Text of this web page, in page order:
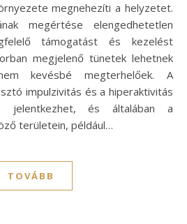
megnehezíti a helyzetet.
megértése elengedhetetlen
támogatást és kezelést
megjelenő tünetek lehetnek
kevésbé megterhelőek. A
impulzivitás és a hiperaktivitás
jelentkezhet, és általában a
területein, például…
TOVÁBB